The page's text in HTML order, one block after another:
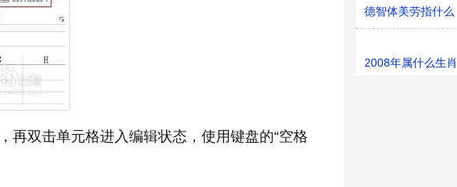
再双击单元格进入编辑状态，使用键盘的“空格
德智体美劳指什么
2008年属什么生肖